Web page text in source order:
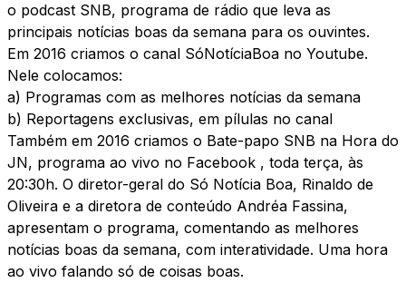
o podcast SNB, programa de rádio que leva as
principais notícias boas da semana para os ouvintes.
Em 2016 criamos o canal SóNotíciaBoa no Youtube.
Nele colocamos:
a) Programas com as melhores notícias da semana
b) Reportagens exclusivas, em pílulas no canal
Também em 2016 criamos o Bate-papo SNB na Hora do
JN, programa ao vivo no Facebook , toda terça, às
20:30h. O diretor-geral do Só Notícia Boa, Rinaldo de
Oliveira e a diretora de conteúdo Andréa Fassina,
apresentam o programa, comentando as melhores
notícias boas da semana, com interatividade. Uma hora
ao vivo falando só de coisas boas.